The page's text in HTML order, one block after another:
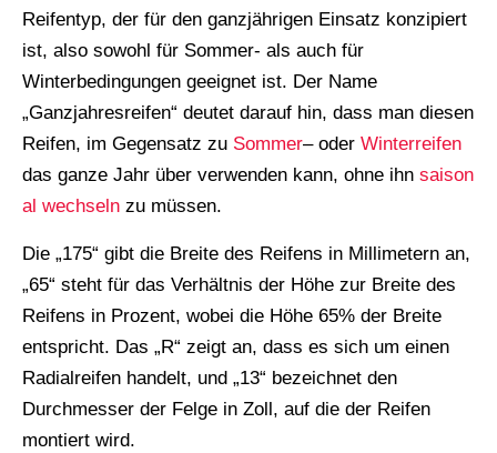
Reifentyp, der für den ganzjährigen Einsatz konzipiert
ist, also sowohl für Sommer- als auch für
Winterbedingungen geeignet ist. Der Name
„Ganzjahresreifen“ deutet darauf hin, dass man diesen
Reifen, im Gegensatz zu Sommer– oder Winterreifen
das ganze Jahr über verwenden kann, ohne ihn saison
al wechseln zu müssen.
Die „175“ gibt die Breite des Reifens in Millimetern an,
„65“ steht für das Verhältnis der Höhe zur Breite des
Reifens in Prozent, wobei die Höhe 65% der Breite
entspricht. Das „R“ zeigt an, dass es sich um einen
Radialreifen handelt, und „13“ bezeichnet den
Durchmesser der Felge in Zoll, auf die der Reifen
montiert wird.